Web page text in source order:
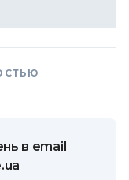
в email